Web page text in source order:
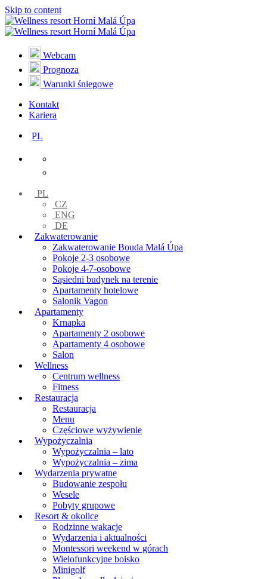
Skip to content
Webcam
Prognoza
Warunki śniegowe
Kontakt
Kariera
PL
PL
CZ
ENG
DE
Zakwaterowanie
Zakwaterowanie Bouda Malá Úpa
Pokoje 2-3 osobowe
Pokoje 4-7-osobowe
Sąsiedni budynek na terenie
Apartamenty hotelowe
Salonik Vagon
Apartamenty
Krnapka
Apartamenty 2 osobowe
Apartamenty 4 osobowe
Salon
Wellness
Centrum wellness
Fitness
Restauracja
Restauracja
Menu
Częściowe wyżywienie
Wypożyczalnia
Wypożyczalnia – lato
Wypożyczalnia – zima
Wydarzenia prywatne
Budowanie zespołu
Wesele
Pobyty grupowe
Resort & okolice
Rodzinne wakacje
Wydarzenia i aktualności
Montessori weekend w górach
Wielofunkcyjne boisko
Minigolf